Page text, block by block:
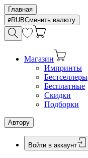
Главная
RUBСменить валюту
Магазин
Импринты
Бестселлеры
Бесплатные
Скидки
Подборки
Автору
Войти в аккаунт